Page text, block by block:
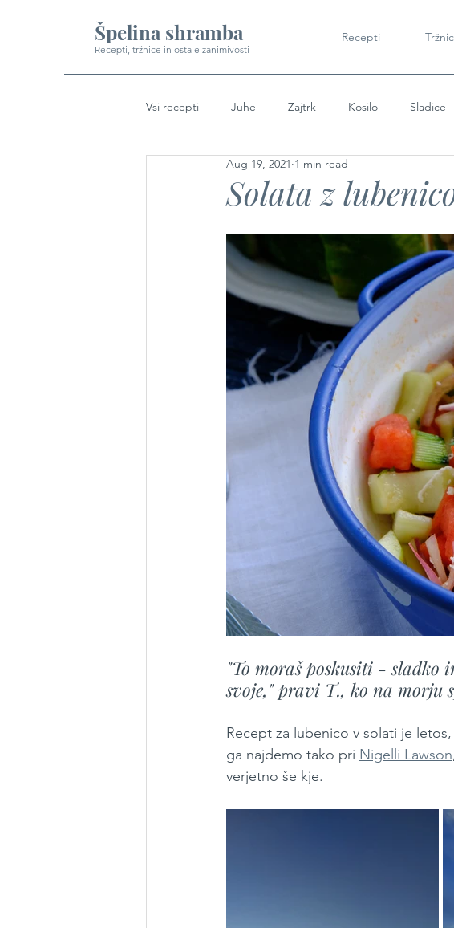
Špelina shramba
Recepti, tržnice in ostale zanimivosti
Recepti
Vsi recepti Juhe Zajtrk Kosilo Sladice
Solata z
Aug 19, 2021 1 min read
"To moraš poskusiti - sladko
svoje," pravi T., ko na morju
Recept za lubenico v solati je
ga najdemo tako pri Nigelli Lawson
verjetno še kje.